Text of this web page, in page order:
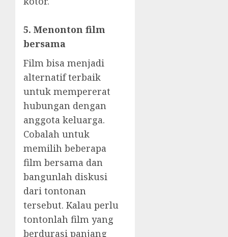
5. Menonton film
bersama
Film bisa menjadi
alternatif terbaik
untuk mempererat
hubungan dengan
anggota keluarga.
Cobalah untuk
memilih beberapa
film bersama dan
bangunlah diskusi
dari tontonan
tersebut. Kalau perlu
tontonlah film yang
berdurasi panjang